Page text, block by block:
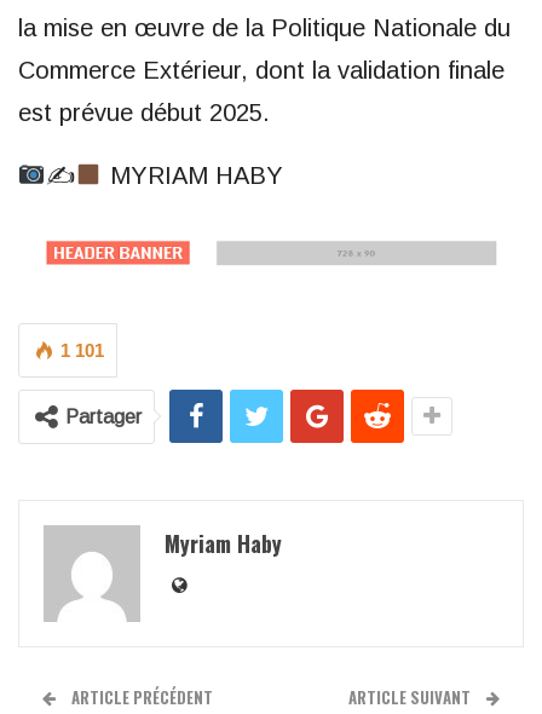
la mise en œuvre de la Politique Nationale du
Commerce Extérieur, dont la validation finale
est prévue début 2025.
✍ MYRIAM HABY
1 101
Partager
Myriam Haby
ARTICLE PRÉCÉDENT ARTICLE SUIVANT